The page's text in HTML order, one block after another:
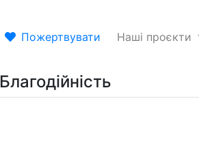
Пожертвувати Наші проєкти
Благодійність